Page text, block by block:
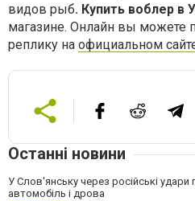
видов рыб. Купить воблер в
магазине. Онлайн вы можете
реплику на официальном
Останні новини
У Слов'янську через російські удари
автомобіль і дрова